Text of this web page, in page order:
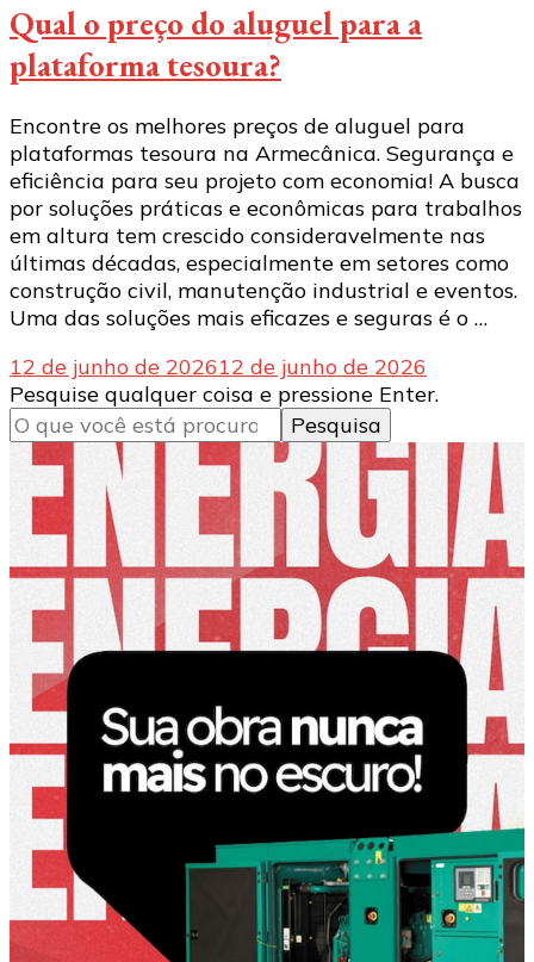
Qual o preço do aluguel para a
plataforma tesoura?
Encontre os melhores preços de aluguel para
plataformas tesoura na Armecânica. Segurança e
eficiência para seu projeto com economia! A busca
por soluções práticas e econômicas para trabalhos
em altura tem crescido consideravelmente nas
últimas décadas, especialmente em setores como
construção civil, manutenção industrial e eventos.
Uma das soluções mais eficazes e seguras é o …
12 de junho de 202612 de junho de 2026
Procurando
algo?
Pesquise qualquer coisa e pressione Enter.